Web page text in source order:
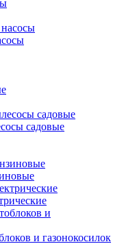
садовые
и газонокосилок